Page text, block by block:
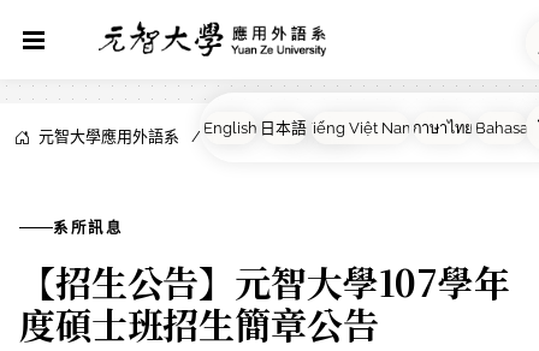
元智大學應用外語系 NEWS 系所訊息
系所訊息
【招生公告】元智大學107學年
度碩士班招生簡章公告